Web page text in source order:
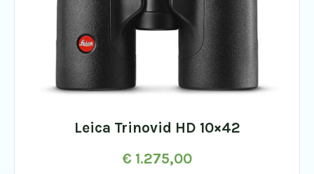
Leica Trinovid HD 10×42
€ 1.275,00